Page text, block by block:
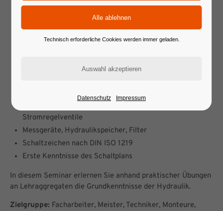
Pumpen: Konstant – Geregelt, Einsatzgebiete
Hydraulikmotor: Arten, Aufbau und Funktionen
Hydraulikzylinder: Arten, Funktionen und Ausführungen
Hydraulikwegeventile: Arten, Aufbau, Einsatz und
Rückschlagventile, entsperrbare Rückschlagventile
Druckminderventile, Druckschaltventile, direktgesteuert
Stromregelventile
Messgeräte, Hydraulikspeicher, Filter
Schaltzeichen nach DIN ISO 1219
Erste Kenntnisse des Schaltplans
In diesem Seminar erlernen Sie anhand praktischer Übungen
an Lehraggregaten die Grundkenntnisse der Hydraulik.
Zielgruppe: Facharbeiter, Meister, Techniker, Monteure,
Technisch erforderliche Cookies werden immer geladen.
Datenschutz Impressum